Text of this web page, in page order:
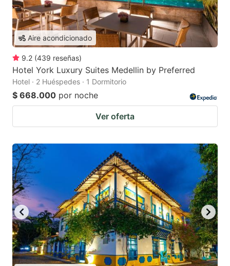
Aire acondicionado
9.2 (439 reseñas)
Hotel York Luxury Suites Medellin by Preferred
Hotel · 2 Huéspedes · 1 Dormitorio
$ 668.000 por noche
Ver oferta